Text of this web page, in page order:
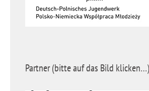
Partner (bitte auf das Bild klicken…)